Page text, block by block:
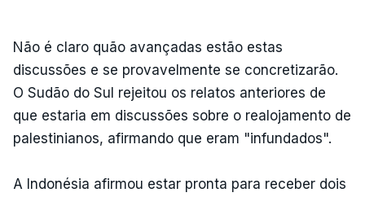
Não é claro quão avançadas estão estas
discussões e se provavelmente se concretizarão.
O Sudão do Sul rejeitou os relatos anteriores de
que estaria em discussões sobre o realojamento de
palestinianos, afirmando que eram "infundados".
A Indonésia afirmou estar pronta para receber dois